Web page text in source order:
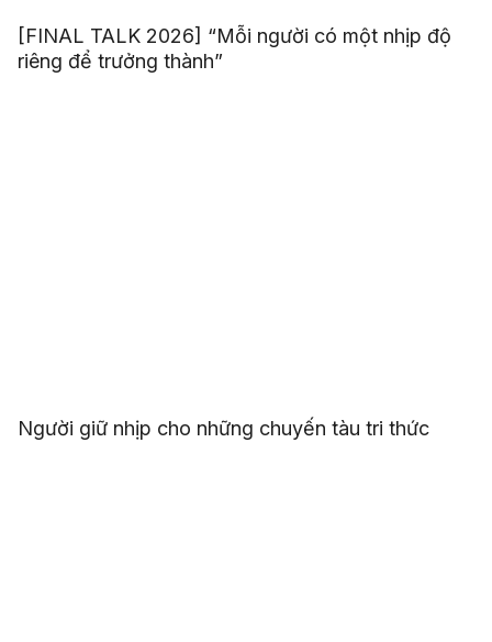
[FINAL TALK 2026] “Mỗi người có một nhịp độ
riêng để trưởng thành”
Người giữ nhịp cho những chuyến tàu tri thức